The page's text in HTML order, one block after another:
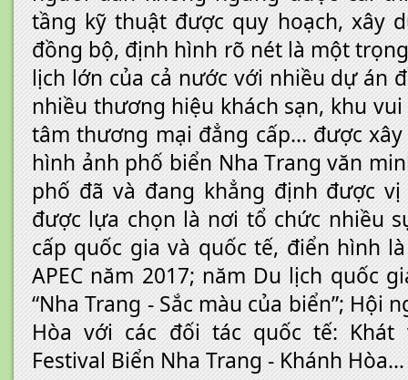
tầng kỹ thuật được quy hoạch, xây
đồng bộ, định hình rõ nét là một
lịch lớn của cả nước với nhiều dự án
nhiều thương hiệu khách sạn, khu
tâm thương mại đẳng cấp... được
hình ảnh phố biển Nha Trang văn
phố đã và đang khẳng định được
được lựa chọn là nơi tổ chức nhiều
cấp quốc gia và quốc tế, điển hình
APEC năm 2017; năm Du lịch quốc
“Nha Trang - Sắc màu của biển”; Hội
Hòa với các đối tác quốc tế: Khát
Festival Biển Nha Trang - Khánh Hòa…